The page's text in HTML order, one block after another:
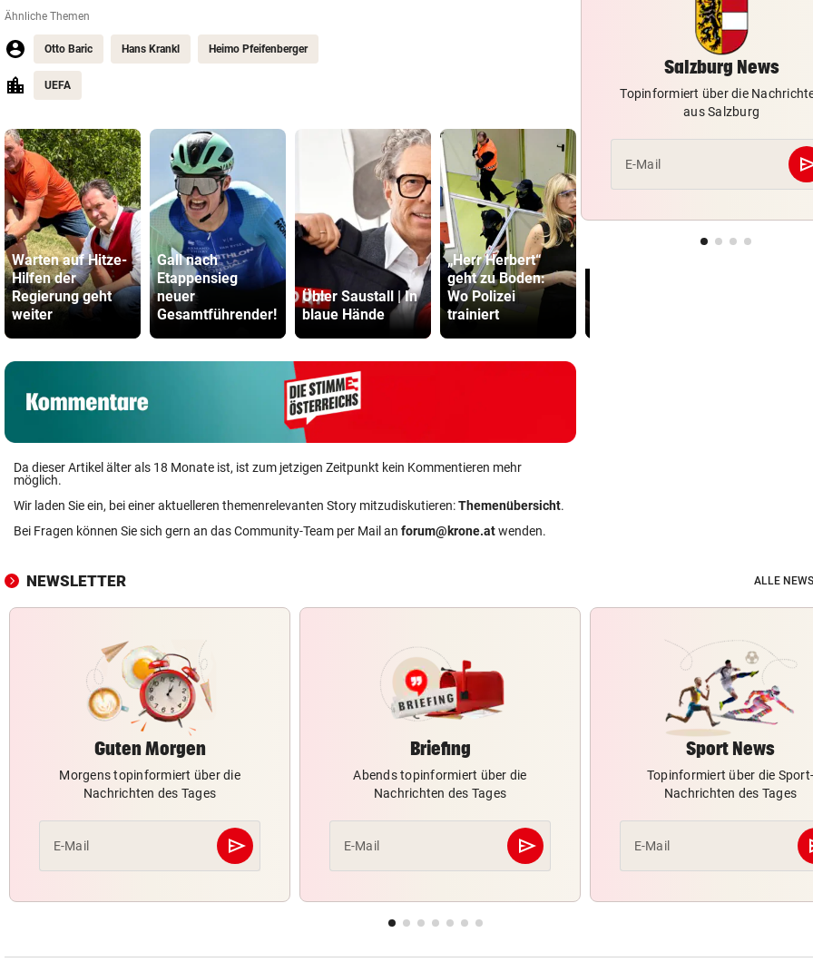
Ähnliche Themen
Otto Baric Hans Krankl Heimo Pfeifenberger
UEFA
Warten auf Hitze-
Hilfen der
Regierung geht
weiter
Gall nach
Etappensieg
neuer
Gesamtführender!
Übler Saustall | In
blaue Hände
„Herr Herbert“
geht zu Boden:
Wo Polizei
trainiert
Da dieser Artikel älter als 18 Monate ist, ist zum jetzigen Zeitpunkt kein Kommentieren mehr
möglich.
Wir laden Sie ein, bei einer aktuelleren themenrelevanten Story mitzudiskutieren:Themenübersicht.
Bei Fragen können Sie sich gern an das Community-Team per Mail an forum@krone.atwenden.
„Il viaggio a Reims“-
Stammtisch-Flair
Salzburg News
Topinformiert über die
aus Salzburg
E-Mail
NEWSLETTER ALLE
Guten Morgen
Morgens topinformiert über die
Nachrichten des Tages
E-Mail send
Abschicken
Briefing
Abends topinformiert über die
Nachrichten des Tages
E-Mail send
Abschicken
Sport News
Topinformiert über die Sport-
Nachrichten des Tages
E-Mail